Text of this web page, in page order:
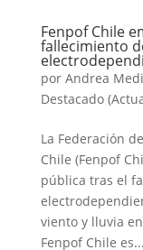
Fenpof Chile
fallecimiento
por Andrea
Destacado
La Federación
Chile (Fenpof
pública tras el
viento y lluvia
Fenpof Chile es...